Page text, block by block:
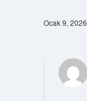
Ocak 9, 2026